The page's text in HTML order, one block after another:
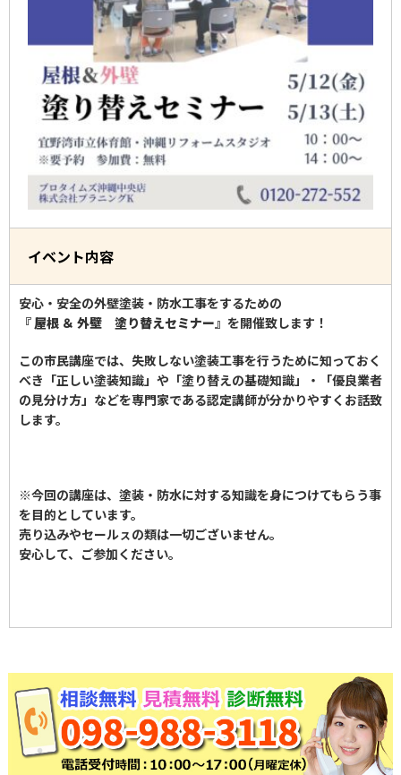
イベント内容
安心・安全の外壁塗装・防水工事をするための
『 屋根 ＆ 外壁 塗り替えセミナー』 を開催致します！
この市民講座では、失敗しない塗装工事を行うために知っておく
べき「正しい塗装知識」や「塗り替えの基礎知識」・「優良業者
の見分け方」などを専門家である認定講師が分かりやすくお話致
します。
※今回の講座は、塗装・防水に対する知識を身につけてもらう事
を目的としています。
売り込みやセールㇲの類は一切ございません。
安心して、ご参加ください。